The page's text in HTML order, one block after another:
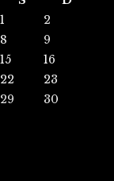
1
2
8
9
15
16
22
23
29
30